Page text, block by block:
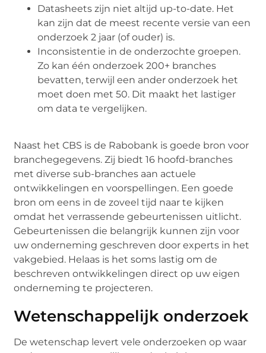
Datasheets zijn niet altijd up-to-date. Het
kan zijn dat de meest recente versie van een
onderzoek 2 jaar (of ouder) is.
Inconsistentie in de onderzochte groepen.
Zo kan één onderzoek 200+ branches
bevatten, terwijl een ander onderzoek het
moet doen met 50. Dit maakt het lastiger
om data te vergelijken.
Naast het CBS is de Rabobank is goede bron voor
branchegegevens. Zij biedt 16 hoofd-branches
met diverse sub-branches aan actuele
ontwikkelingen en voorspellingen. Een goede
bron om eens in de zoveel tijd naar te kijken
omdat het verrassende gebeurtenissen uitlicht.
Gebeurtenissen die belangrijk kunnen zijn voor
uw onderneming geschreven door experts in het
vakgebied. Helaas is het soms lastig om de
beschreven ontwikkelingen direct op uw eigen
onderneming te projecteren.
Wetenschappelijk onderzoek
De wetenschap levert vele onderzoeken op waar